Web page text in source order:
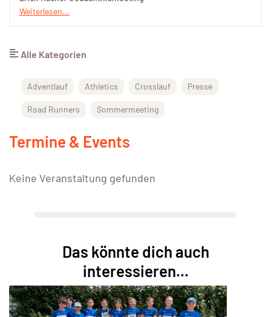
Weiterlesen...
Alle Kategorien
Adventlauf Athletics Crosslauf Presse
Road Runners Sommermeeting
Termine & Events
Keine Veranstaltung gefunden
Das könnte dich auch
interessieren...